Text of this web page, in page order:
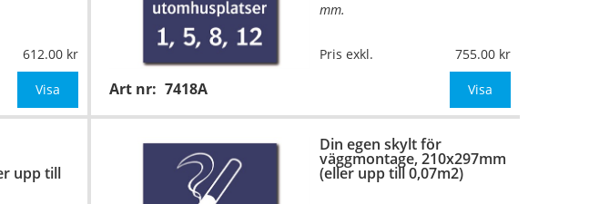
folie
(eller annat
612.00
Visa Art nr: 7418A
mm.
Material:
Plan aluminium,
0,7mm (väggmontage)
148x210mm (eller annat
Be om offert vid antal
Pris exkl. 755.00
Visa
upp till
Din egen skylt för
väggmontage, 210x297mm
(eller upp till 0,07m2)